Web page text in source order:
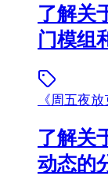
了解关
门模组
《周五夜
了解关
动态的